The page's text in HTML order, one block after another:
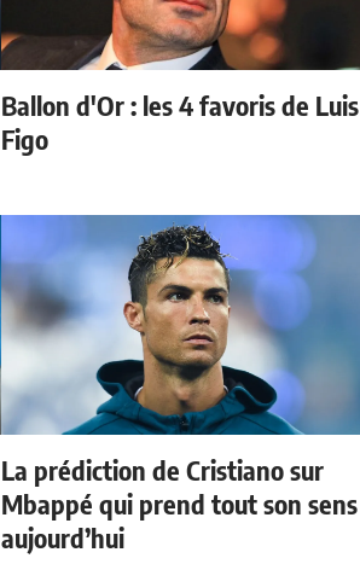
Ballon d'Or : les 4 favoris de Luis
Figo
La prédiction de Cristiano sur
Mbappé qui prend tout son sens
aujourd’hui